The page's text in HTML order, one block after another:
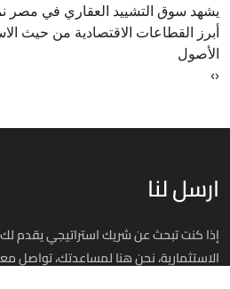
يشهد سوق التشييد العقاري في مصر
أبرز القطاعات الاقتصادية من حيث
الأصول
‹
›
ارسل لنا
إذا كنت تبحث عن شريك استراتيجي يقدم
الاستثمارية، نحن هنا لمساعدتك، تواصل